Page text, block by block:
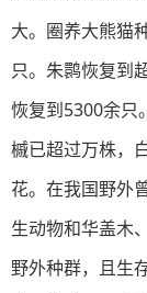
大。圈养大熊猫
只。朱鹮恢复到
恢复到5300余只
槭已超过万株，
花。在我国野外
生动物和华盖木
野外种群，且生